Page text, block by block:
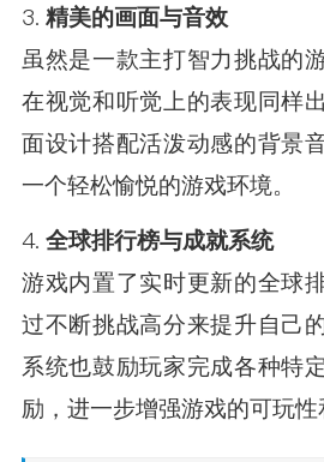
3. 精美的画面与音效
虽然是一款主打智力挑战的
在视觉和听觉上的表现同样
面设计搭配活泼动感的背景
一个轻松愉悦的游戏环境。
4. 全球排行榜与成就系统
游戏内置了实时更新的全球
过不断挑战高分来提升自己
系统也鼓励玩家完成各种特
励，进一步增强游戏的可玩性